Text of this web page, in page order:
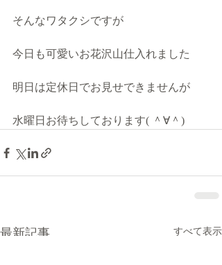
そんなワタクシですが
今日も可愛いお花沢山仕入れました
明日は定休日でお見せできませんが
水曜日お待ちしております( ＾∀＾)
最新記事 すべて表示